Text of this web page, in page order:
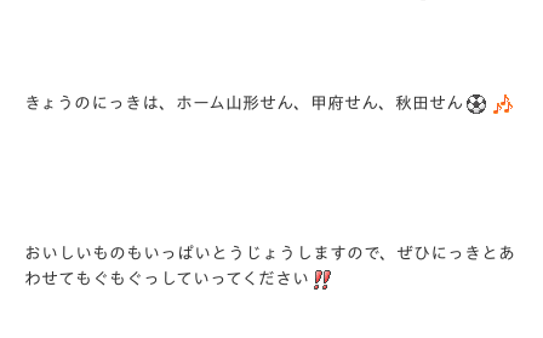
きょうのにっきは、ホーム山形せん、甲府せん、秋田せん
おいしいものもいっぱいとうじょうしますので、ぜひにっきとあ
わせてもぐもぐっしていってください